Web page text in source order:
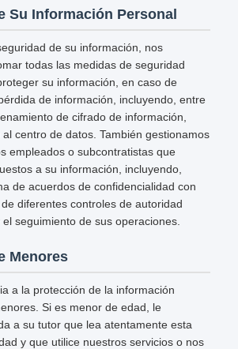
Su Información Personal
de su información, nos
todas las medidas de seguridad
su información, en caso de
de información, incluyendo, entre
de cifrado de información,
centro de datos. También gestionamos
empleados o subcontratistas que
a su información, incluyendo,
de acuerdos de confidencialidad con
diferentes controles de autoridad
seguimiento de sus operaciones.
Menores
a la protección de la información
Si es menor de edad, le
a su tutor que lea atentamente esta
y que utilice nuestros servicios o nos